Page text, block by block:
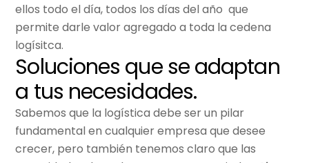
ellos todo el día, todos los días del año que
permite darle valor agregado a toda la cedena
logísitca.
Soluciones que se adaptan
a tus necesidades.
Sabemos que la logística debe ser un pilar
fundamental en cualquier empresa que desee
crecer, pero también tenemos claro que las